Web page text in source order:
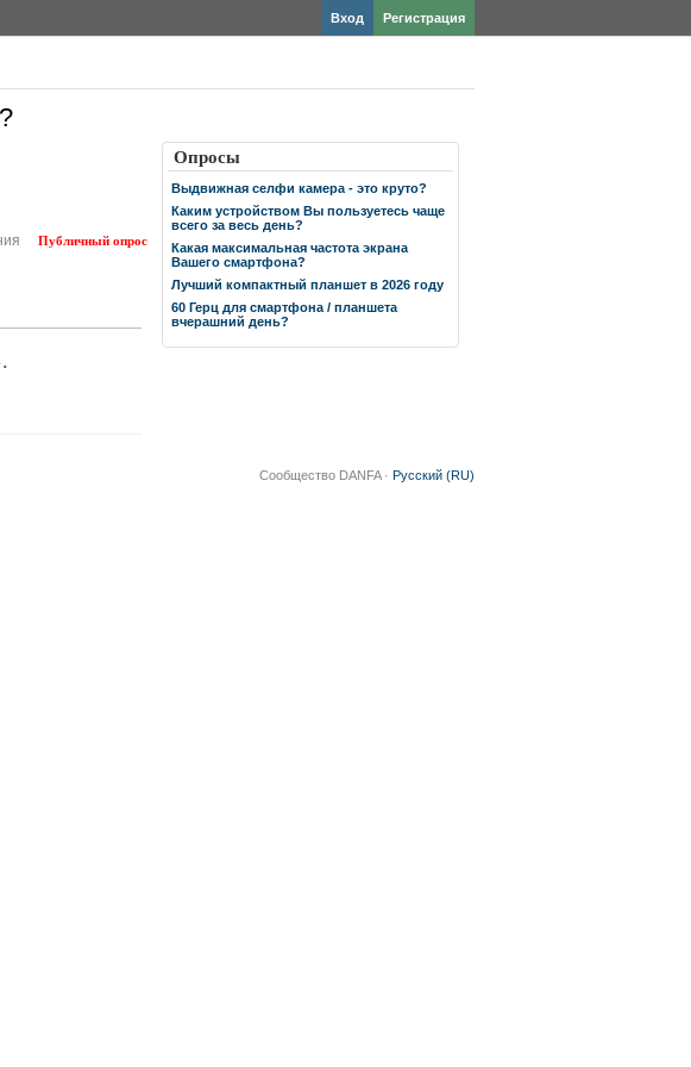
Регистрация
Вход
Публичный опрос
Опросы
Выдвижная селфи камера - это круто?
Каким устройством Вы пользуетесь чаще
всего за весь день?
Какая максимальная частота экрана
Вашего смартфона?
Лучший компактный планшет в 2026 году
60 Герц для смартфона / планшета
вчерашний день?
Сообщество DANFA · Русский (RU)